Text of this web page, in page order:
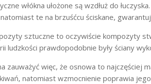
włókna ułożone są wzdłuż do
natomiast te na brzuśćcu ściskane,
sztuczne to oczywiście kompozyty
ludzkości prawdopodobnie były ściany
zauważyć więc, że osnowa to najczęściej
natomiast wzmocnienie poprawia